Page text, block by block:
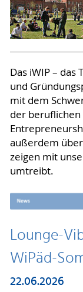
Das iWIP –
und
mit dem
der beruflichen
außerdem
zeigen mit
umtreibt.
Lounge-
WiPäd-
22.06.2026